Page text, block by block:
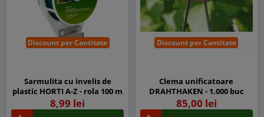
Discount per Cantitate
Sarmulita cu invelis de
plastic HORTI A-Z - rola 100 m
8,99 lei
Discount per Cantitate
Clema unificatoare
DRAHTHAKEN - 1.000 buc
85,00 lei